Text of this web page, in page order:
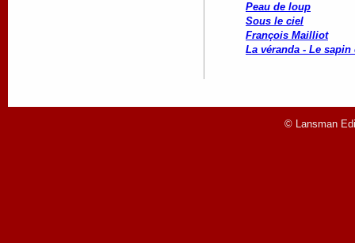
Peau de loup
Sous le ciel
François Mailliot
La véranda - Le
© Lansman